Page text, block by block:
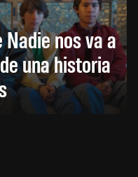
nos va a
una historia